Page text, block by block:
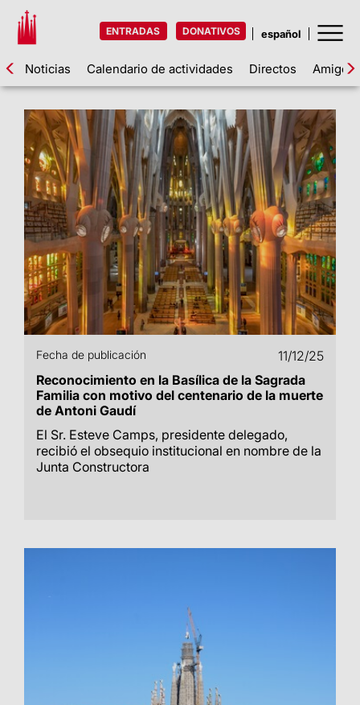
ENTRADAS DONATIVOS
Noticias Calendario de actividades Directos Amigos
Fecha de publicación
11/12/25
Reconocimiento en la Basílica de la Sagrada
Familia con motivo del centenario de la muerte
de Antoni Gaudí
El Sr. Esteve Camps, presidente delegado,
recibió el obsequio institucional en nombre de la
Junta Constructora